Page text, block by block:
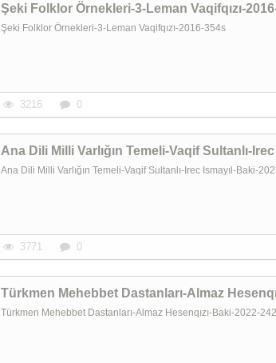
Şeki Folklor Örnekleri-3-Leman Vaqifqızı-
Şeki Folklor Örnekleri-3-Leman Vaqifqızı-2016-354s
3216 0
Ana Dili Milli Varlığın Temeli-Vaqif Sultanlı-
Ana Dili Milli Varlığın Temeli-Vaqif Sultanlı-Irec Ismayıl-Baki-
3771 0
Türkmen Mehebbet Dastanları-Almaz
Türkmen Mehebbet Dastanları-Almaz Hesenqızı-Baki-2022-